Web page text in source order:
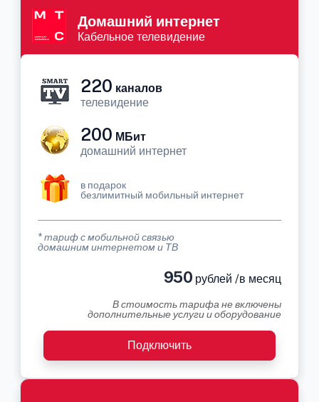
Домашний интернет
Кабельное телевидение
220 каналов
телевидение
200 МБит
домашний интернет
в подарок
безлимитный мобильный интернет
* тариф с мобильной связью
домашним интернетом и ТВ
950 рублей /в месяц
В стоимость тарифа не включены
дополнительные услуги и оборудование
Подключить